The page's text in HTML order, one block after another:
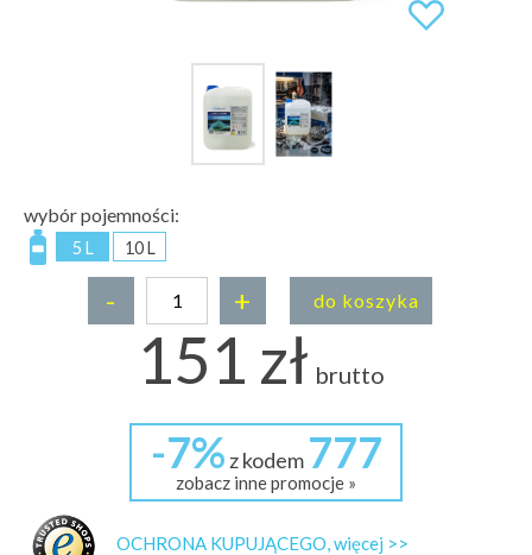
wybór pojemności:
5 L 10 L
- + do koszyka
151 zł brutto
-7% z kodem 777
zobacz inne promocje »
OCHRONA KUPUJĄCEGO, więcej >>